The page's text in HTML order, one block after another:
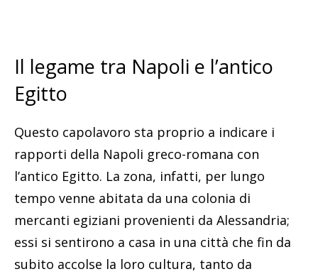
Il legame tra Napoli e l’antico
Egitto
Questo capolavoro sta proprio a indicare i
rapporti della Napoli greco-romana con
l’antico Egitto. La zona, infatti, per lungo
tempo venne abitata da una colonia di
mercanti egiziani provenienti da Alessandria;
essi si sentirono a casa in una città che fin da
subito accolse la loro cultura, tanto da